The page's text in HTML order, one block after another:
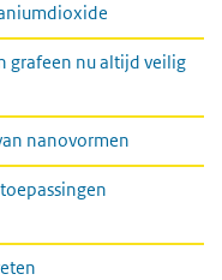
grafeen nu altijd veilig
nanovormen